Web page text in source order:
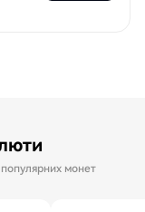
монет